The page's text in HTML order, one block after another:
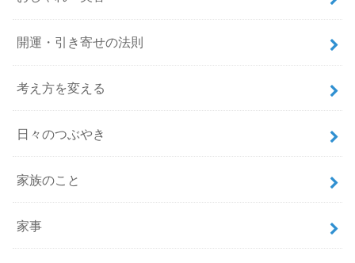
開運・引き寄せの法則
考え方を変える
日々のつぶやき
家族のこと
家事